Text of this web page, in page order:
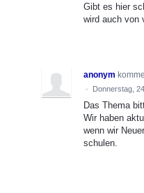
Gibt es hier
wird auch von
anonym
· Donnerstag,
Das Thema
Wir haben
wenn wir
schulen.